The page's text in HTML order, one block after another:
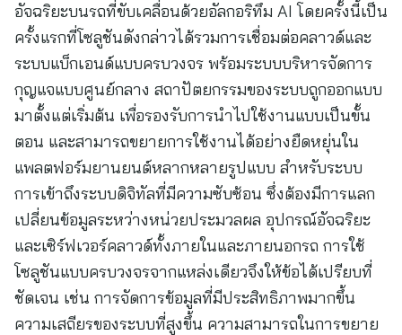
อัจฉริยะบนรถที่ขับเคลื่อนด้วยอัลกอริทึม AI โดยครั้งนี้เป็น
ครั้งแรกที่โซลูชันดังกล่าวได้รวมการเชื่อมต่อคลาวด์และ
ระบบแบ็กเอนด์แบบครบวงจร พร้อมระบบบริหารจัดการ
กุญแจแบบศูนย์กลาง สถาปัตยกรรมของระบบถูกออกแบบ
มาตั้งแต่เริ่มต้น เพื่อรองรับการนำไปใช้งานแบบเป็นขั้น
ตอน และสามารถขยายการใช้งานได้อย่างยืดหยุ่นใน
แพลตฟอร์มยานยนต์หลากหลายรูปแบบ สำหรับระบบ
การเข้าถึงระบบดิจิทัลที่มีความซับซ้อน ซึ่งต้องมีการแลก
เปลี่ยนข้อมูลระหว่างหน่วยประมวลผล อุปกรณ์อัจฉริยะ
และเซิร์ฟเวอร์คลาวด์ทั้งภายในและภายนอกรถ การใช้
โซลูชันแบบครบวงจรจากแหล่งเดียวจึงให้ข้อได้เปรียบที่
ชัดเจน เช่น การจัดการข้อมูลที่มีประสิทธิภาพมากขึ้น
ความเสถียรของระบบที่สูงขึ้น ความสามารถในการขยาย